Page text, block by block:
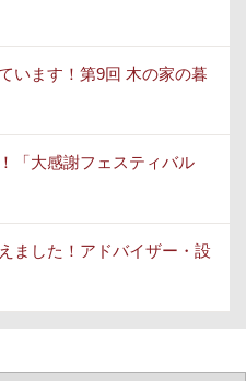
います！第9回 木の家の暮
「大感謝フェスティバル
ました！アドバイザー・設